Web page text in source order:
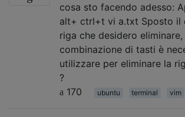
cosa sto facendo adesso:
alt+ ctrl+t vi a.txt Sposto il
riga che desidero
combinazione di tasti è
utilizzare per eliminare la
?
170
ubuntu terminal vim